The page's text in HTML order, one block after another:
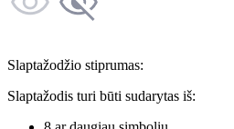
Slaptažodžio stiprumas:
Slaptažodis turi būti sudarytas iš: